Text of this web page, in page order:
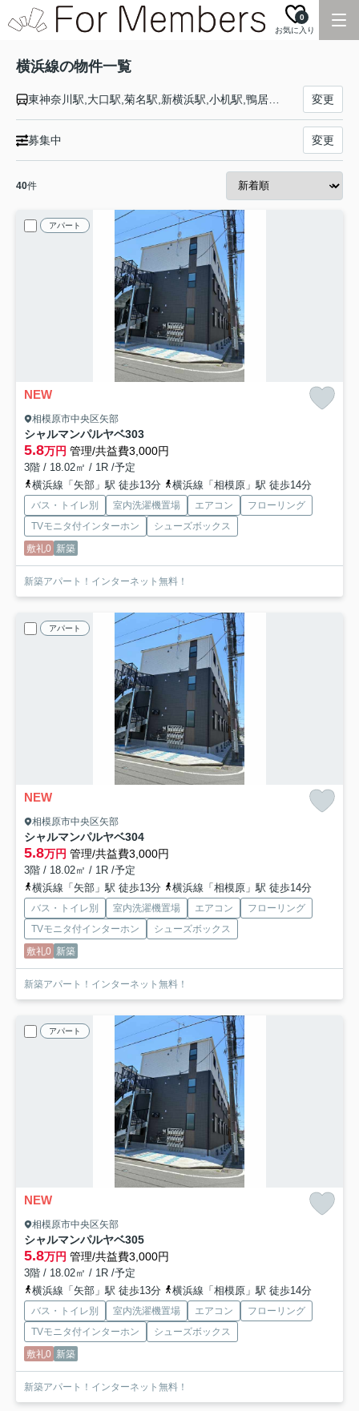
お気に入り
0
横浜線の物件一覧
変更
募集中 変更
40件
アパート
NEW
相模原市中央区矢部
シャルマンパルヤベ303
5.8万円 管理/共益費3,000円
3階 / 18.02㎡ / 1R /予定
横浜線「矢部」駅 徒歩13分
横浜線「相模原」駅 徒歩14分
バス・トイレ別 室内洗濯機置場 エアコン
フローリング
TVモニタ付インターホン
シューズボックス
敷礼0 新築
新築アパート！インターネット無料！
アパート
NEW
相模原市中央区矢部
シャルマンパルヤベ304
5.8万円 管理/共益費3,000円
3階 / 18.02㎡ / 1R /予定
横浜線「矢部」駅 徒歩13分
横浜線「相模原」駅 徒歩14分
バス・トイレ別 室内洗濯機置場 エアコン
フローリング
TVモニタ付インターホン
シューズボックス
敷礼0 新築
新築アパート！インターネット無料！
アパート
NEW
相模原市中央区矢部
シャルマンパルヤベ305
5.8万円 管理/共益費3,000円
3階 / 18.02㎡ / 1R /予定
横浜線「矢部」駅 徒歩13分
横浜線「相模原」駅 徒歩14分
バス・トイレ別 室内洗濯機置場 エアコン
フローリング
TVモニタ付インターホン
シューズボックス
敷礼0 新築
新築アパート！インターネット無料！